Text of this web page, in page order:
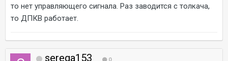
то нет управляющего сигнала. Раз заводится с толкача,
то ДПКВ работает.
serega153 0